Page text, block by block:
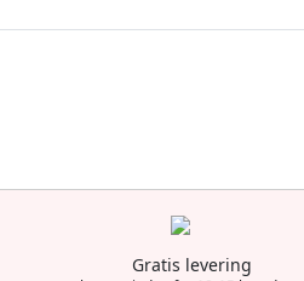
Gratis levering